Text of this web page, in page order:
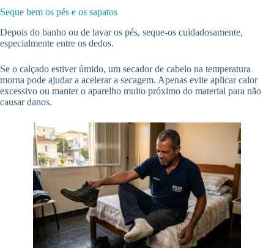
Seque bem os pés e os sapatos
Depois do banho ou de lavar os pés, seque-os cuidadosamente,
especialmente entre os dedos.
Se o calçado estiver úmido, um secador de cabelo na temperatura
morna pode ajudar a acelerar a secagem. Apenas evite aplicar calor
excessivo ou manter o aparelho muito próximo do material para não
causar danos.